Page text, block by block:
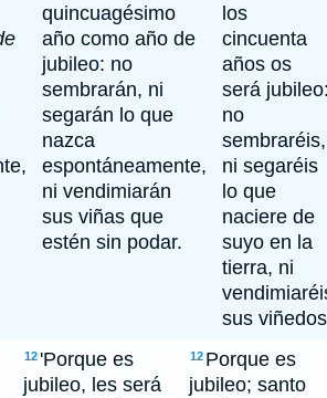
quincuagésimo
año como año de
jubileo: no
sembrarán, ni
segarán lo que
nazca
espontáneamente,
ni vendimiarán
sus viñas que
estén sin podar.
los
cincuenta
años os
será
no
sembraréis,
ni segaréis
lo que
naciere de
suyo en la
tierra, ni
sus
12 'Porque es
jubileo, les será
12 Porque es
jubileo; santo